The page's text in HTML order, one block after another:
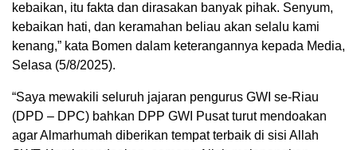
kebaikan, itu fakta dan dirasakan banyak pihak. Senyum,
kebaikan hati, dan keramahan beliau akan selalu kami
kenang,” kata Bomen dalam keterangannya kepada Media,
Selasa (5/8/2025).
“Saya mewakili seluruh jajaran pengurus GWI se-Riau
(DPD – DPC) bahkan DPP GWI Pusat turut mendoakan
agar Almarhumah diberikan tempat terbaik di sisi Allah